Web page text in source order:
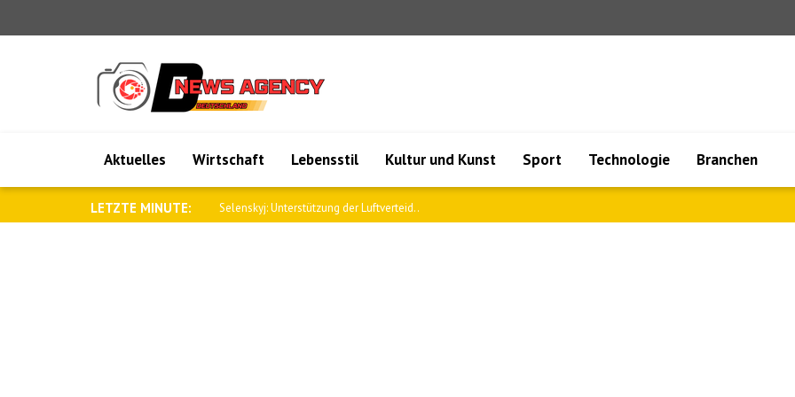
Aktuelles Wirtschaft Lebensstil Kultur und Kunst Sport Technologie Branchen
LETZTE MINUTE: Polens Premierminister Tusk: Denken Sie ..